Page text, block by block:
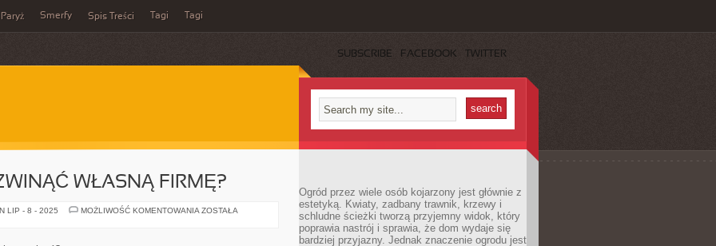
Paryż Smerfy Spis Treści Tagi Tagi
SUBSCRIBE FACEBOOK TWITTER
WŁASNĄ FIRMĘ?
LIP - 8 - 2025 MOŻLIWOŚĆ KOMENTOWANIA JAK
ZOSTAŁA
Ogród przez wiele osób kojarzony jest głównie z
estetyką. Kwiaty, zadbany trawnik, krzewy i
schludne ścieżki tworzą przyjemny widok, który
poprawia nastrój i sprawia, że dom wydaje się
bardziej przyjazny. Jednak znaczenie ogrodu jest